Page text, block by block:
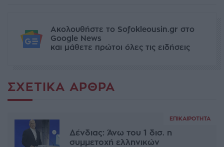
Ακολουθήστε το Sofokleousin.gr στο
Google News
και μάθετε πρώτοι όλες τις ειδήσεις
ΣΧΕΤΙΚΆ ΆΡΘΡΑ
ΕΠΙΚΑΙΡΌΤΗΤΑ
Δένδιας: Άνω του 1 δισ. η
συμμετοχή ελληνικών